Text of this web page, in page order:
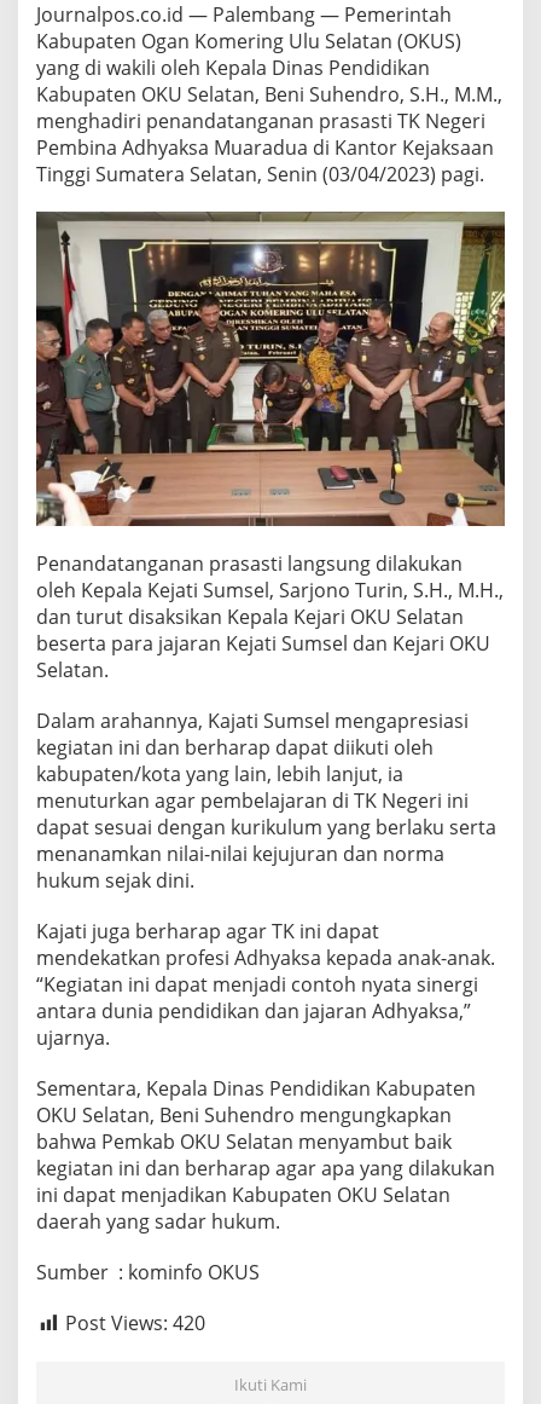
a
d
i
r
i
P
e
n
n
d
a
t
a
n
g
a
n
a
n
P
a
s
s
t
i
T
K
g
e
i
P
e
m
a
A
d
h
y
s
a
M
u
a
a
u
a
Journalpos.co.id — Palembang — Pemerintah
Kabupaten Ogan Komering Ulu Selatan (OKUS)
yang di wakili oleh Kepala Dinas Pendidikan
Kabupaten OKU Selatan, Beni Suhendro, S.H., M.M.,
menghadiri penandatanganan prasasti TK Negeri
Pembina Adhyaksa Muaradua di Kantor Kejaksaan
Tinggi Sumatera Selatan, Senin (03/04/2023) pagi.
Penandatanganan prasasti langsung dilakukan
oleh Kepala Kejati Sumsel, Sarjono Turin, S.H., M.H.,
dan turut disaksikan Kepala Kejari OKU Selatan
beserta para jajaran Kejati Sumsel dan Kejari OKU
Selatan.
Dalam arahannya, Kajati Sumsel mengapresiasi
kegiatan ini dan berharap dapat diikuti oleh
kabupaten/kota yang lain, lebih lanjut, ia
menuturkan agar pembelajaran di TK Negeri ini
dapat sesuai dengan kurikulum yang berlaku serta
menanamkan nilai-nilai kejujuran dan norma
hukum sejak dini.
Kajati juga berharap agar TK ini dapat
mendekatkan profesi Adhyaksa kepada anak-anak.
“Kegiatan ini dapat menjadi contoh nyata sinergi
antara dunia pendidikan dan jajaran Adhyaksa,”
ujarnya.
Sementara, Kepala Dinas Pendidikan Kabupaten
OKU Selatan, Beni Suhendro mengungkapkan
bahwa Pemkab OKU Selatan menyambut baik
kegiatan ini dan berharap agar apa yang dilakukan
ini dapat menjadikan Kabupaten OKU Selatan
daerah yang sadar hukum.
Sumber : kominfo OKUS
Post Views: 420
Ikuti Kami